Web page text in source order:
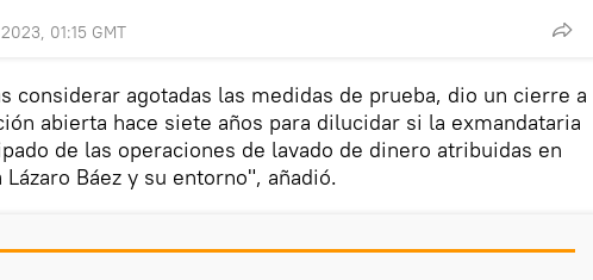
01:15 GMT
considerar agotadas las medidas de prueba, dio un cierre a
abierta hace siete años para dilucidar si la exmandataria
de las operaciones de lavado de dinero atribuidas en
Lázaro Báez y su entorno", añadió.